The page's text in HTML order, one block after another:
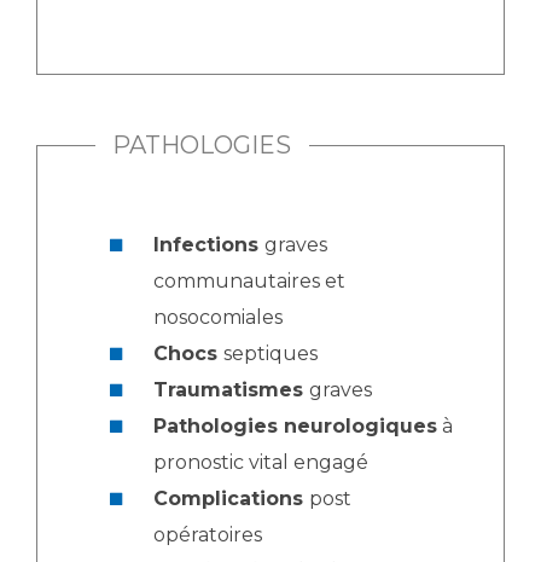
PATHOLOGIES
Infections graves
communautaires et
nosocomiales
Chocs septiques
Traumatismes graves
Pathologies neurologiques à
pronostic vital engagé
Complications post
opératoires